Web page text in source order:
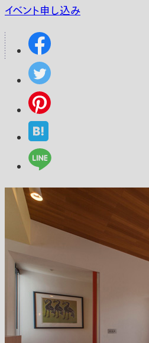
イベント申し込み